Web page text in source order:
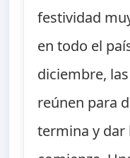
festividad
en todo el
diciembre,
reúnen para
termina y dar